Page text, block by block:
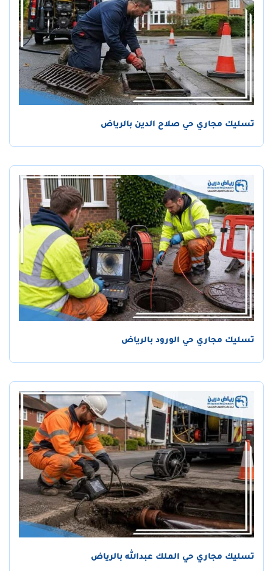
تسليك مجاري حي صلاح الدين بالرياض
تسليك مجاري حي الورود بالرياض
تسليك مجاري حي الملك عبدالله بالرياض